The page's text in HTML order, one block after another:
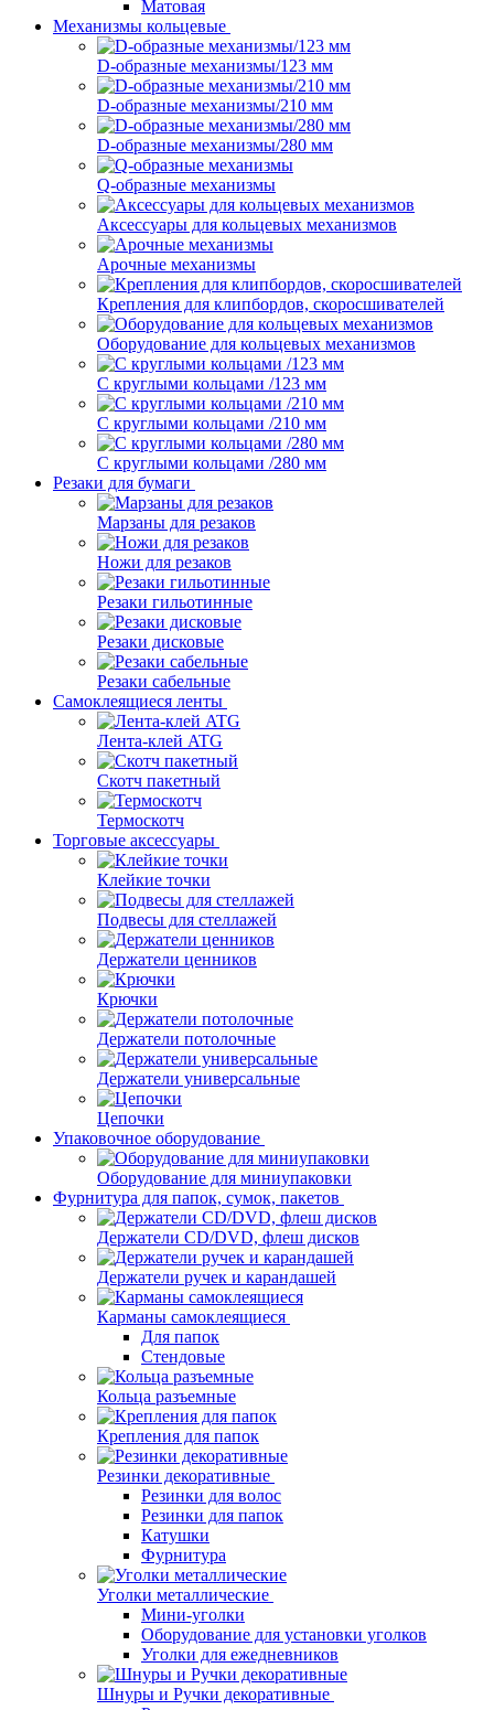
Матовая
Механизмы кольцевые
D-образные механизмы/123 мм
D-образные механизмы/210 мм
D-образные механизмы/280 мм
Q-образные механизмы
Аксессуары для кольцевых механизмов
Арочные механизмы
Крепления для клипбордов, скоросшивателей
Оборудование для кольцевых механизмов
С круглыми кольцами /123 мм
С круглыми кольцами /210 мм
С круглыми кольцами /280 мм
Резаки для бумаги
Марзаны для резаков
Ножи для резаков
Резаки гильотинные
Резаки дисковые
Резаки сабельные
Самоклеящиеся ленты
Лента-клей ATG
Скотч пакетный
Термоскотч
Торговые аксессуары
Клейкие точки
Подвесы для стеллажей
Держатели ценников
Крючки
Держатели потолочные
Держатели универсальные
Цепочки
Упаковочное оборудование
Оборудование для миниупаковки
Фурнитура для папок, сумок, пакетов
Держатели CD/DVD, флеш дисков
Держатели ручек и карандашей
Карманы самоклеящиеся
Для папок
Стендовые
Кольца разъемные
Крепления для папок
Резинки декоративные
Резинки для волос
Резинки для папок
Катушки
Фурнитура
Уголки металлические
Мини-уголки
Оборудование для установки уголков
Уголки для ежедневников
Шнуры и Ручки декоративные